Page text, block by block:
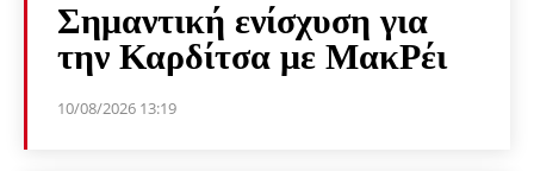
Σημαντική ενίσχυση για
την Καρδίτσα με ΜακΡέι
10/08/2026 13:19